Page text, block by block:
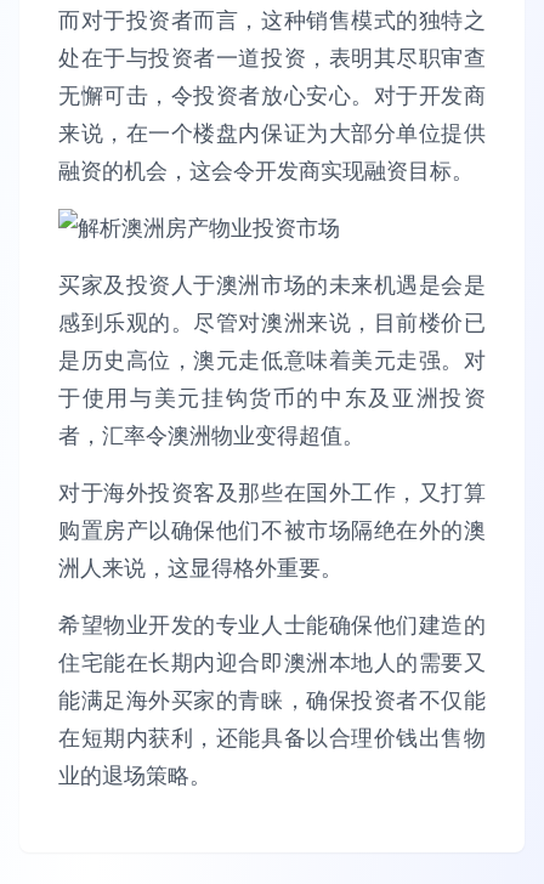
而对于投资者而言，这种销售模式的独特之
处在于与投资者一道投资，表明其尽职审查
无懈可击，令投资者放心安心。对于开发商
来说，在一个楼盘内保证为大部分单位提供
融资的机会，这会令开发商实现融资目标。
买家及投资人于澳洲市场的未来机遇是会是
感到乐观的。尽管对澳洲来说，目前楼价已
是历史高位，澳元走低意味着美元走强。对
于使用与美元挂钩货币的中东及亚洲投资
者，汇率令澳洲物业变得超值。
对于海外投资客及那些在国外工作，又打算
购置房产以确保他们不被市场隔绝在外的澳
洲人来说，这显得格外重要。
希望物业开发的专业人士能确保他们建造的
住宅能在长期内迎合即澳洲本地人的需要又
能满足海外买家的青睐，确保投资者不仅能
在短期内获利，还能具备以合理价钱出售物
业的退场策略。